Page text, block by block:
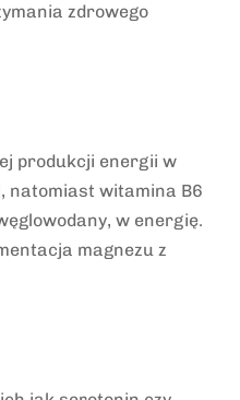
zdrowego
produkcji energii w
natomiast witamina B6
w energię.
magnezu z